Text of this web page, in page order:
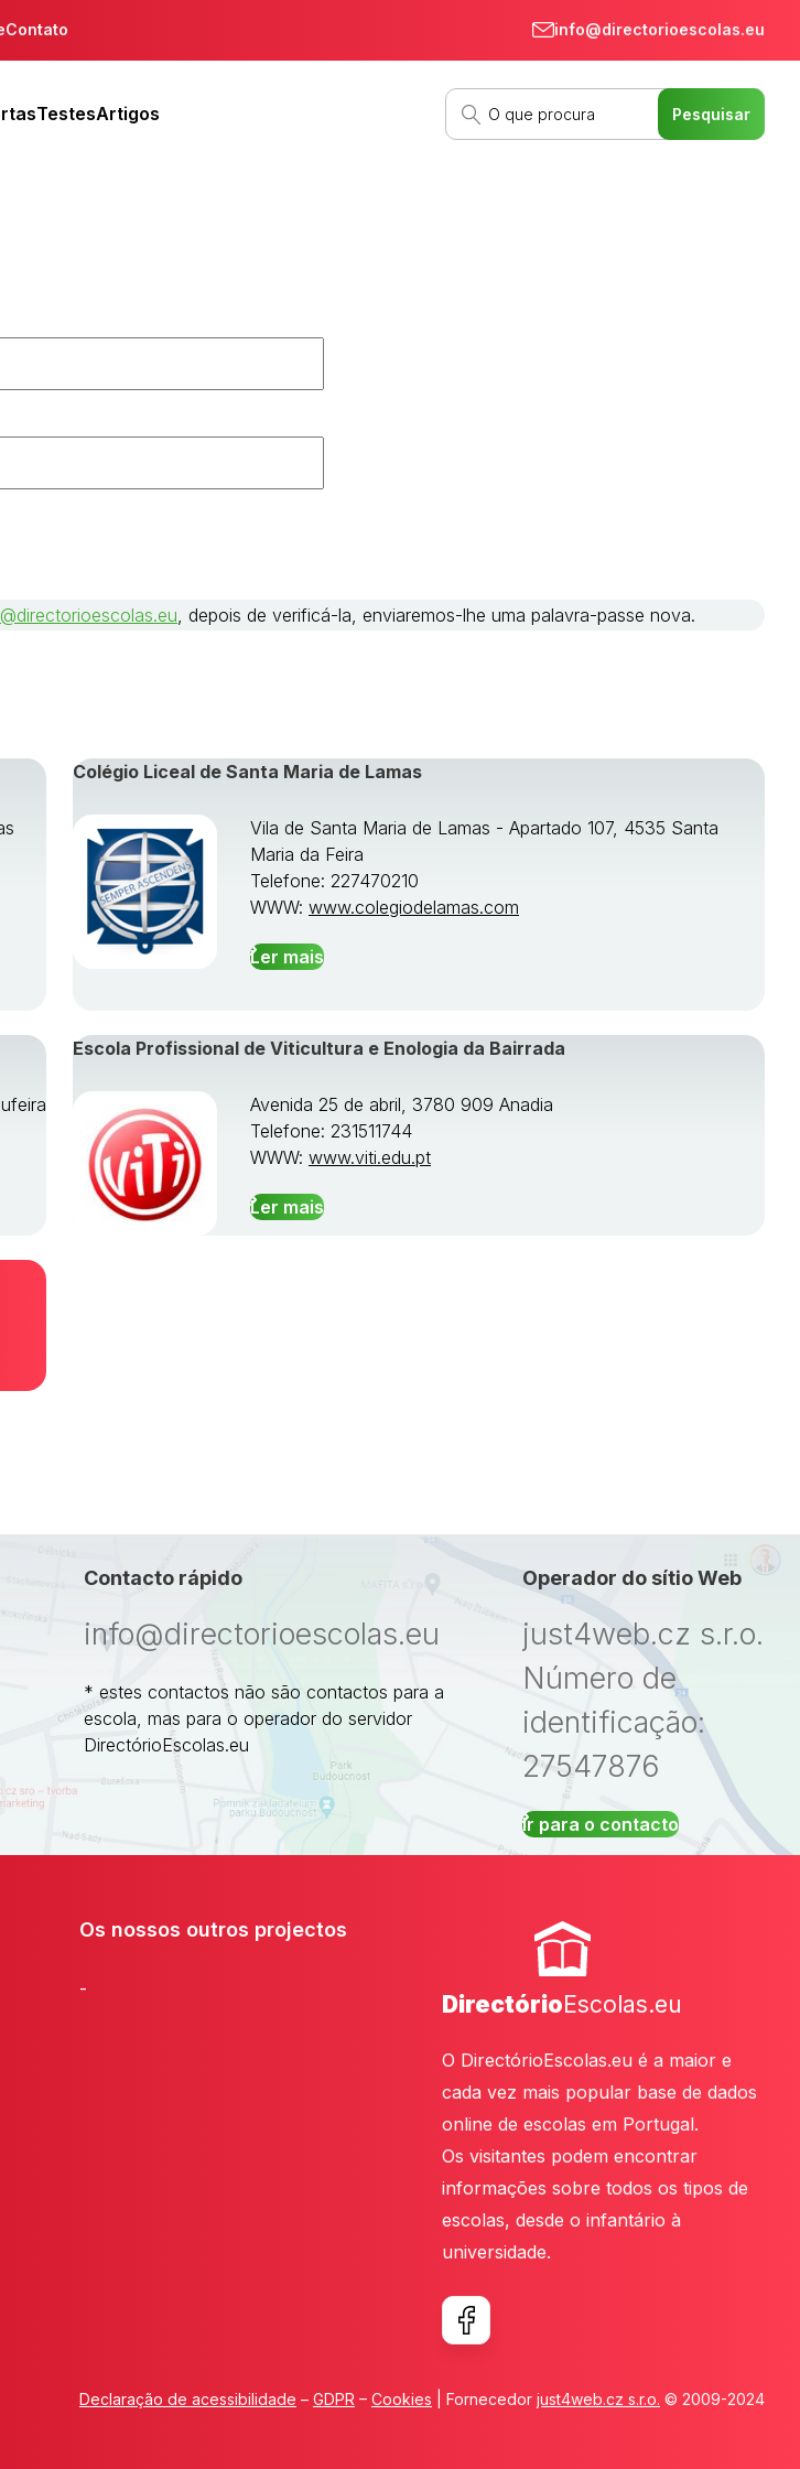
Contato info@directorioescolas.eu
TestesArtigos
, depois de verificá-la, enviaremos-lhe uma palavra-passe nova.
Colégio Liceal de Santa Maria de Lamas
Vila de Santa Maria de Lamas - Apartado 107, 4535 Santa
Maria da Feira
Telefone: 227470210
WWW: www.colegiodelamas.com
Ler mais
Escola Profissional de Viticultura e Enologia da Bairrada
Avenida 25 de abril, 3780 909 Anadia
Telefone: 231511744
WWW: www.viti.edu.pt
Ler mais
Contacto rápido
info@directorioescolas.eu
* estes contactos não são contactos para a
escola, mas para o operador do servidor
DirectórioEscolas.eu
Operador do sítio Web
just4web.cz s.r.o.
Número de
identificação:
27547876
Ir para o contacto
Os nossos outros projectos
-
DirectórioEscolas.eu
O DirectórioEscolas.eu é a maior e
cada vez mais popular base de dados
online de escolas em Portugal.
Os visitantes podem encontrar
informações sobre todos os tipos de
escolas, desde o infantário à
universidade.
Declaração de acessibilidade – GDPR – Cookies | Fornecedor just4web.cz s.r.o. © 2009-2024